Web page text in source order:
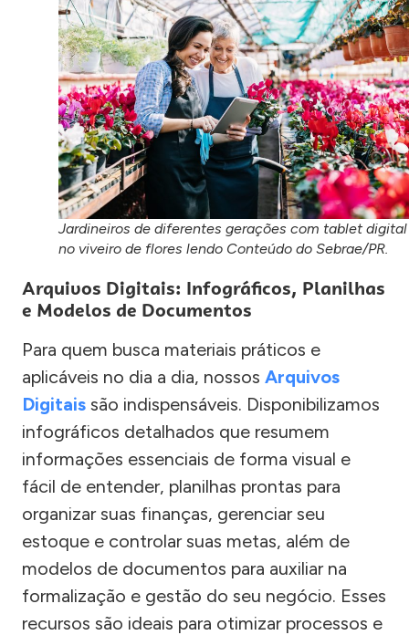
Jardineiros de diferentes gerações com tablet digital
no viveiro de flores lendo Conteúdo do Sebrae/PR.
Arquivos Digitais: Infográficos, Planilhas
e Modelos de Documentos
Para quem busca materiais práticos e
aplicáveis no dia a dia, nossos Arquivos
Digitais são indispensáveis. Disponibilizamos
infográficos detalhados que resumem
informações essenciais de forma visual e
fácil de entender, planilhas prontas para
organizar suas finanças, gerenciar seu
estoque e controlar suas metas, além de
modelos de documentos para auxiliar na
formalização e gestão do seu negócio. Esses
recursos são ideais para otimizar processos e